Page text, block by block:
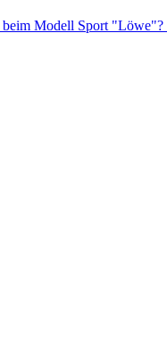
beim Modell Sport "Löwe"?